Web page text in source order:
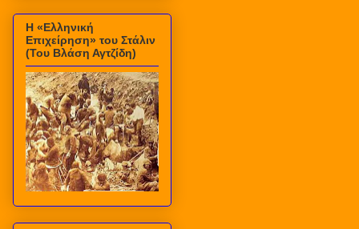
Η «Ελληνική
Επιχείρηση» του Στάλιν
(Του Βλάση Αγτζίδη)